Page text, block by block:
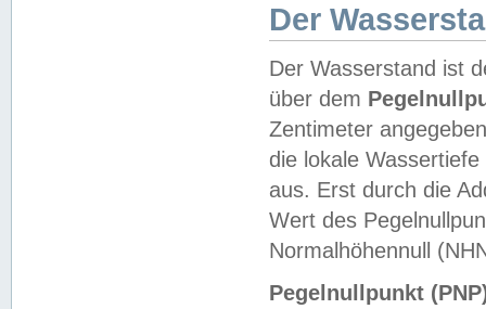
Der
Der Wasserstand ist
über dem
Zentimeter
die lokale
aus. Erst durch die
Wert des
Normalhöhennull
Pegelnullpunkt